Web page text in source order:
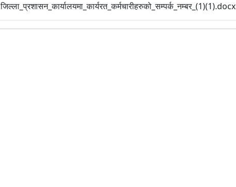
जिल्ला_प्रशासन_कार्यालयमा_कार्यरत_कर्मचारीहरुको_सम्पर्क_नम्बर_(1)(1).docx